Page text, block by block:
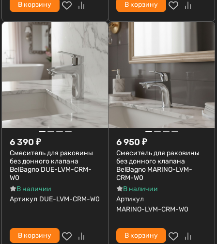
В корзину В корзину
6 390 ₽
Смеситель для раковины
без донного клапана
BelBagno DUE-LVM-CRM-
W0
В наличии
Артикул DUE-LVM-CRM-W0
В корзину
6 950 ₽
Смеситель для раковины
без донного клапана
BelBagno MARINO-LVM-
CRM-W0
В наличии
Артикул
MARINO-LVM-CRM-W0
В корзину